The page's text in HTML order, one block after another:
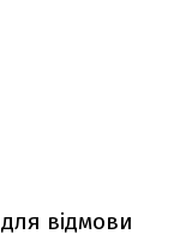
відмови